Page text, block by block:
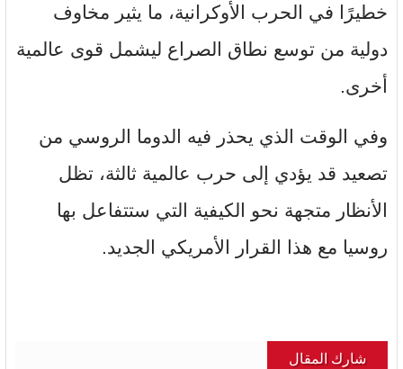
خطيرًا في الحرب الأوكرانية، ما يثير مخاوف
دولية من توسع نطاق الصراع ليشمل قوى عالمية
أخرى.
وفي الوقت الذي يحذر فيه الدوما الروسي من
تصعيد قد يؤدي إلى حرب عالمية ثالثة، تظل
الأنظار متجهة نحو الكيفية التي ستتفاعل بها
روسيا مع هذا القرار الأمريكي الجديد.
شارك المقال